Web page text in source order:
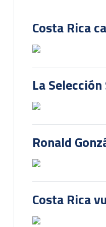
Costa Rica
La
Ronald
Costa Rica